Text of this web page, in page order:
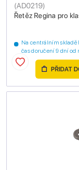
Řetěz Regina pro
(AD0219)
Na centrálním
čas doručení 9 dní od
PŘIDAT